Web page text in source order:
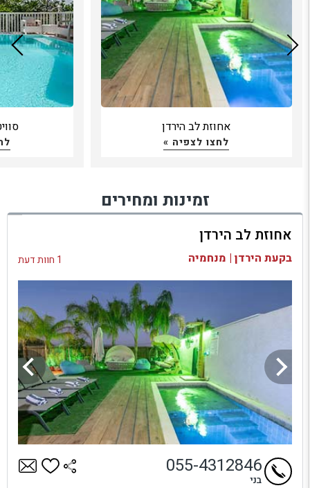
אחוזת לב הירדן
לחצו לצפיה »
זמינות ומחירים
אחוזת לב הירדן
בקעת הירדן | מנחמיה 1 חוות דעת
055-4312846
בני